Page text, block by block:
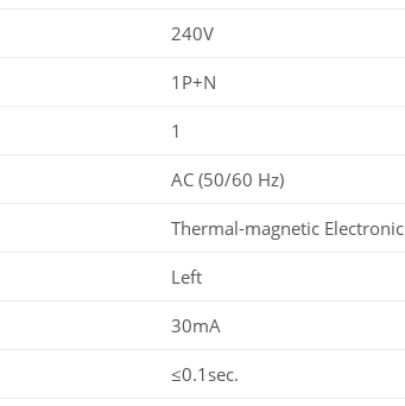
240V
1P+N
1
AC (50/60 Hz)
Thermal-magnetic Electronic
Left
30mA
≤0.1sec.